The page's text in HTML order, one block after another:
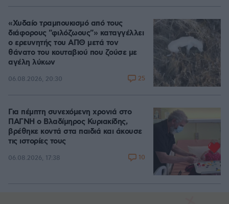
«Χυδαίο τραμπουκισμό από τους
διάφορους "φιλόζωους"» καταγγέλλει
ο ερευνητής του ΑΠΘ μετά τον
θάνατο του κουταβιού που ζούσε με
αγέλη λύκων
06.08.2026, 20:30 25
Για πέμπτη συνεχόμενη χρονιά στο
ΠΑΓΝΗ ο Βλαδίμηρος Κυριακίδης,
βρέθηκε κοντά στα παιδιά και άκουσε
τις ιστορίες τους
06.08.2026, 17:38 10